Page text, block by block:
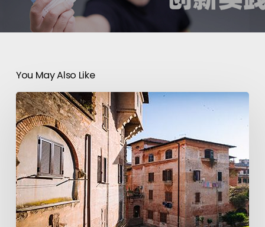
You May Also Like